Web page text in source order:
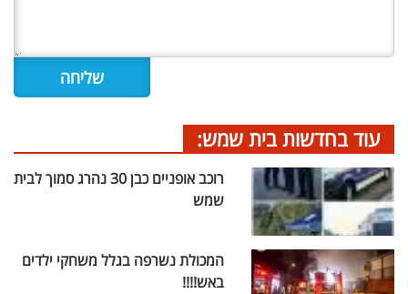
עוד בחדשות בית שמש:
רוכב אופניים כבן 30 נהרג סמוך לבית
שמש
המכולת נשרפה בגלל משחקי ילדים
באש!!!!